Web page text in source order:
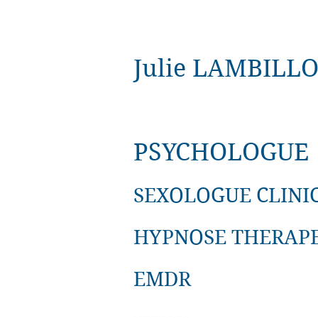
Julie
PSYCHOLOGUE
SEXOLOGUE
HYPNOSE
EMDR